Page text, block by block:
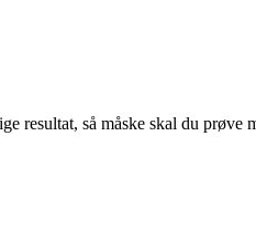
resultat, så måske skal du prøve